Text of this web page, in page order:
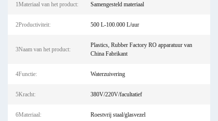
1Materiaal van het product: Samengesteld materiaal
2Productiviteit: 500 L-100.000 L/uur
3Naam van het product:
Plastics, Rubber Factory RO apparatuur van
China Fabrikant
4Functie: Waterzuivering
5Kracht: 380V/220V/facultatief
6Materiaal: Roestvrij staal/glasvezel